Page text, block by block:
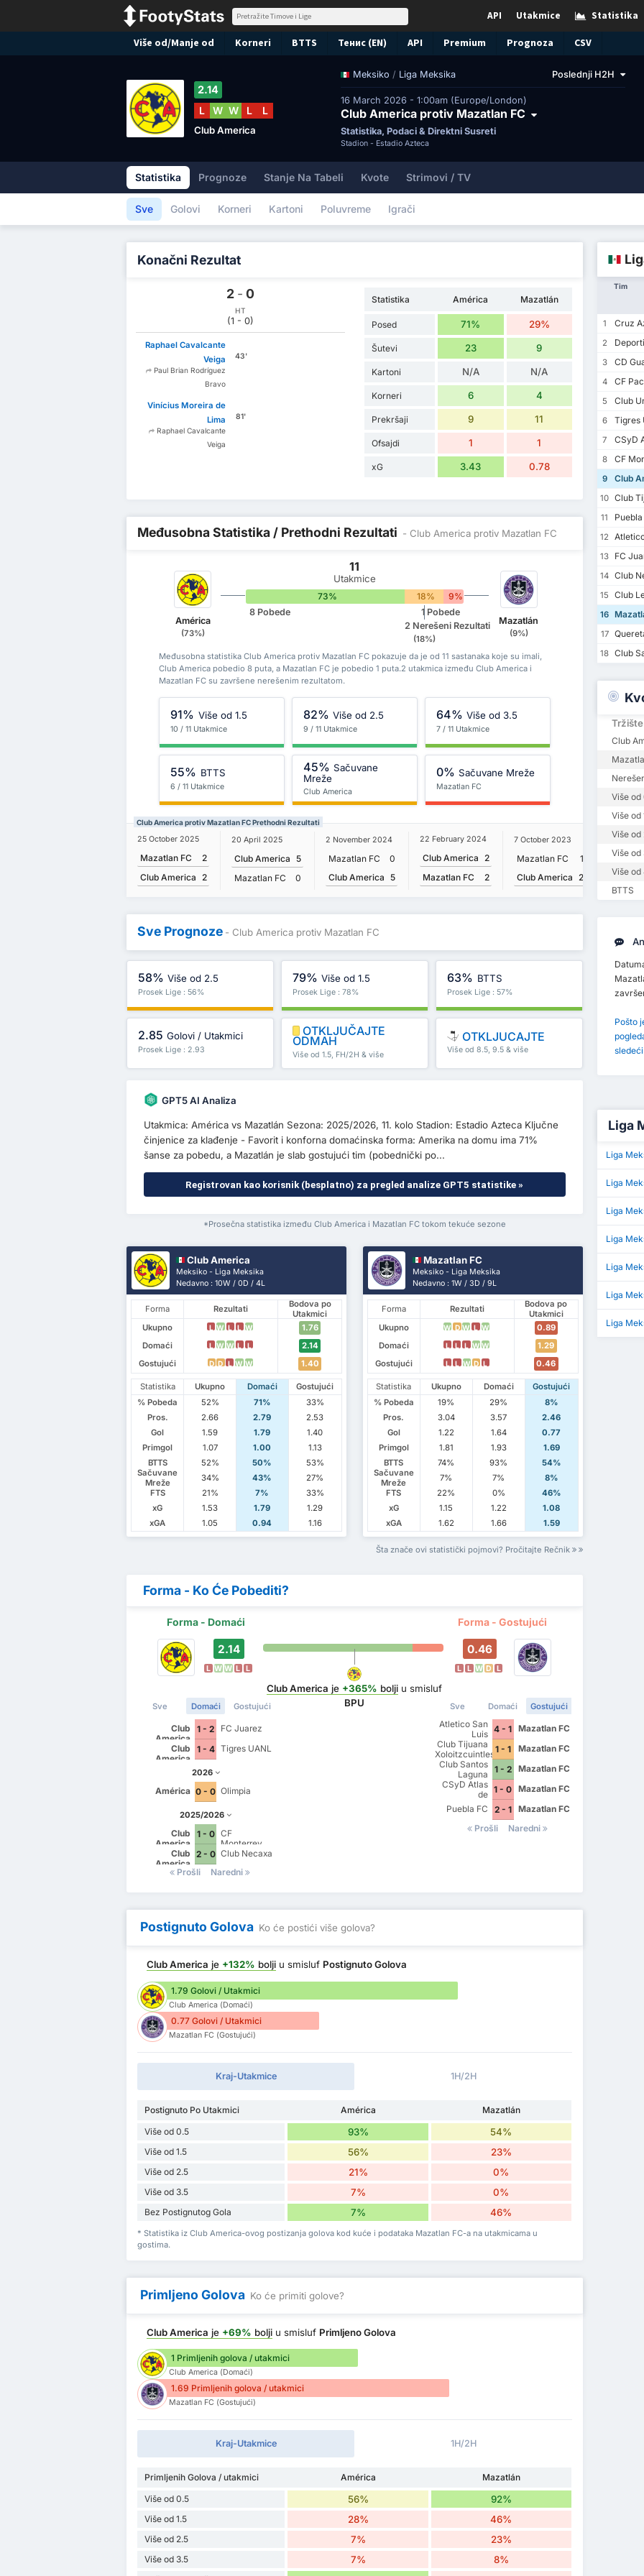
Statistika
Utakmice
API
Više od/Manje od Korneri BTTS Тенис (EN) API Premium Prognoza CSV
Meksiko / Liga Meksika Poslednji H2H
16 March 2026 - 1:00am (Europe/London)
Club America protiv Mazatlan FC
Statistika, Podaci & Direktni Susreti
Stadion - Estadio Azteca
2.14
L
W W L L
Club America
Statistika Prognoze Stanje Na Tabeli Kvote Strimovi / TV
Sve Golovi Korneri Kartoni Poluvreme Igrači
Konačni Rezultat
2 - 0
HT
(1 - 0)
Raphael Cavalcante
Veiga
Paul Brian Rodríguez
Bravo
43'
Vinícius Moreira de
Lima
Raphael Cavalcante
Veiga
81'
Statistika América Mazatlán
Posed 71% 29%
Šutevi 23 9
Kartoni N/A N/A
Korneri 6 4
Prekršaji 9 11
Ofsajdi 1 1
xG 3.43 0.78
Međusobna Statistika / Prethodni Rezultati - Club America protiv Mazatlan FC
América
(73%)
11
Utakmice
73% 18%
9%
8 Pobede
2 Nerešeni Rezultati
(18%)
1 Pobede
Mazatlán
(9%)
Međusobna statistika Club America protiv Mazatlan FC pokazuje da je od 11 sastanaka koje su imali,
Club America pobedio 8 puta, a Mazatlan FC je pobedio 1 puta.2 utakmica između Club America i
Mazatlan FC su završene nerešenim rezultatom.
91% Više od 1.5
10 / 11 Utakmice
82% Više od 2.5
9 / 11 Utakmice
64% Više od 3.5
7 / 11 Utakmice
55% BTTS
6 / 11 Utakmice
45% Sačuvane
Mreže
Club America
0% Sačuvane Mreže
Mazatlan FC
Club America protiv Mazatlan FC Prethodni Rezultati
25 October 2025
Mazatlan FC
2
Club America 2
20 April 2025
Club America 5
Mazatlan FC
0
2 November 2024
Mazatlan FC
0
Club America 5
22 February 2024
Club America 2
Mazatlan FC
2
7 October 2023
Mazatlan FC
1
Club America
2
29
Club
Sve Prognoze - Club America protiv Mazatlan FC
58% Više od 2.5
Prosek Lige : 56%
79% Više od 1.5
Prosek Lige : 78%
63% BTTS
Prosek Lige : 57%
2.85 Golovi / Utakmici
Prosek Lige : 2.93
OTKLJUČAJTE
ODMAH
Više od 1.5, FH/2H & više
OTKLJUCAJTE
Više od 8.5, 9.5 & više
GPT5 AI Analiza
Utakmica: América vs Mazatlán Sezona: 2025/2026, 11. kolo Stadion: Estadio Azteca Ključne
činjenice za klađenje - Favorit i konforna domaćinska forma: Amerika na domu ima 71%
šanse za pobedu, a Mazatlán je slab gostujući tim (pobednički po...
Registrovan kao korisnik (besplatno) za pregled analize GPT5 statistike »
*Prosečna statistika između Club America i Mazatlan FC tokom tekuće sezone
Club America
Meksiko - Liga Meksika
Nedavno : 10W / 0D / 4L
Forma Rezultati
Bodova po
Utakmici
Ukupno
L W L L W
1.76
Domaći
L W W L L
2.14
Gostujući
D D L W W 1.40
Statistika Ukupno Domaći
Gostujući
% Pobeda
52% 71%
33%
Pros.
2.66 2.79
2.53
Gol
1.59 1.79
1.40
Primgol
1.07 1.00
1.13
BTTS
52% 50%
53%
Sačuvane
Mreže
34% 43%
27%
FTS
21% 7%
33%
xG
1.53 1.79
1.29
xGA
1.05 0.94 1.16
Mazatlan FC
Meksiko - Liga Meksika
Nedavno : 1W / 3D / 9L
Forma Rezultati
Bodova po
Utakmici
Ukupno
W D W L W
0.89
Domaći
L L L W W
1.29
Gostujući
L L W D L 0.46
Statistika Ukupno Domaći
Gostujući
% Pobeda
19% 29%
8%
Pros.
3.04 3.57
2.46
Gol
1.22 1.64
0.77
Primgol
1.81 1.93
1.69
BTTS
74% 93%
54%
Sačuvane
Mreže
7% 7%
8%
FTS
22% 0%
46%
xG
1.15 1.22
1.08
xGA
1.62 1.66 1.59
Šta znače ovi statistički pojmovi? Pročitajte Rečnik
Forma - Ko Će Pobediti?
Forma - Domaći Forma - Gostujući
2.14
L W W L L
Sve Domaći Gostujući
Club
America
1 - 2
FC Juarez
Club
America
1 - 4 Tigres UANL
2026
América 0 - 0 Olimpia
2025/2026
Club
America
1 - 0 CF
Monterrey
Club
America
2 - 0 Club Necaxa
Prošli
Naredni
Club America je +365% boljiu smisluf
BPU
0.46
L L W D L
Sve Domaći Gostujući
Atletico San
Luis 4 - 1
Mazatlan FC
Club Tijuana
Xoloitzcuintles
de Caliente
1 - 1
Mazatlan FC
Club Santos
Laguna
1 - 2
Mazatlan FC
CSyD Atlas
de
Guadalajara
1 - 0
Mazatlan FC
Puebla FC
2 - 1
Mazatlan FC
Prošli
Naredni
Postignuto Golova Ko će postići više golova?
Club America je +132% bolji u smisluf Postignuto Golova
1.79 Golovi / Utakmici
Club America (Domaći)
0.77 Golovi / Utakmici
Mazatlan FC (Gostujući)
Kraj-Utakmice 1H/2H
Postignuto Po Utakmici América
Mazatlán
Više od 0.5
93% 54%
Više od 1.5 56% 23%
Više od 2.5 21% 0%
Više od 3.5 7% 0%
Bez Postignutog Gola 7% 46%
* Statistika iz Club America-ovog postizanja golova kod kuće i podataka Mazatlan FC-a na utakmicama u
gostima.
Primljeno Golova Ko će primiti golove?
Club America je +69% bolji u smisluf Primljeno Golova
1 Primljenih golova / utakmici
Club America (Domaći)
1.69 Primljenih golova / utakmici
Mazatlan FC (Gostujući)
Kraj-Utakmice 1H/2H
Primljenih Golova / utakmici América
Mazatlán
Više od 0.5
56% 92%
Više od 1.5 28% 46%
Više od 2.5 7% 23%
Više od 3.5 7% 8%
Tim
1 Cruz
2
3
CD
4
CF
5
Club
6
Tigres
7
CSyD
8
CF
9
Club
10 Club
11
Puebla
12
13
FC
14 Club
15
Club
16
17
18 Club
Tržište
Club
Više od
Više od
Više od
Više od
Više od
BTTS
Pošto
Liga
Liga
Liga
Liga
Liga
Liga
Liga
Liga